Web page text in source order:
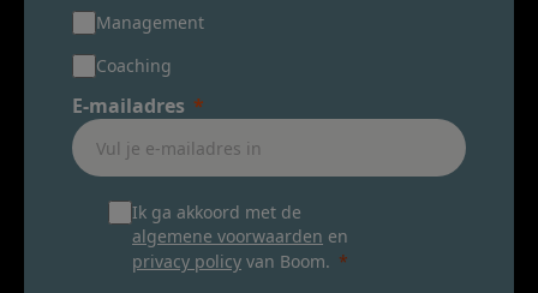
Management
Coaching
E-mailadres
Ik ga akkoord met de
algemene voorwaarden en
privacy policy van Boom.